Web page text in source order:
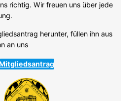
richtig. Wir freuen uns über jede
herunter, füllen ihn aus
an uns